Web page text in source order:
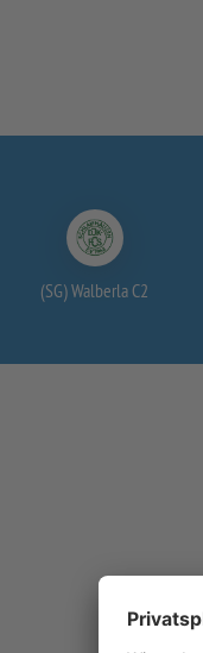
(SG) Walberla C2